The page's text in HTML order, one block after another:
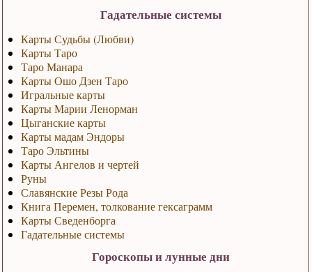
Гадательные системы
Карты Судьбы (Любви)
Карты Таро
Таро Манара
Карты Ошо Дзен Таро
Игральные карты
Карты Марии Ленорман
Цыганские карты
Карты мадам Эндоры
Таро Эльтины
Карты Ангелов и чертей
Руны
Славянские Резы Рода
Книга Перемен, толкование гексаграмм
Карты Сведенборга
Гадательные системы
Гороскопы и лунные дни